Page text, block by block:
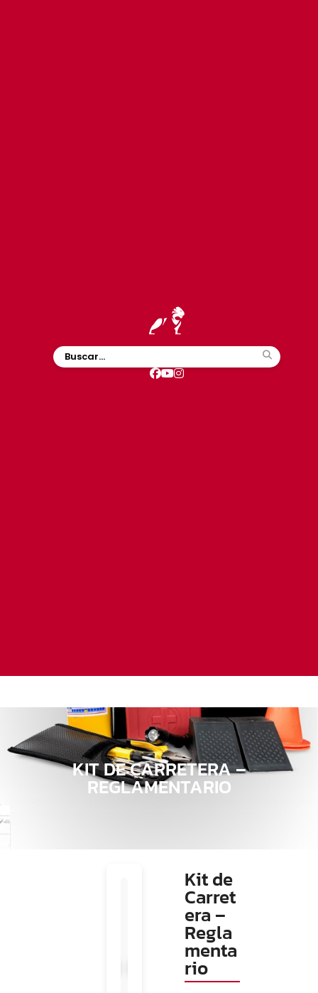
KIT DE CARRETERA –
REGLAMENTARIO
Kit de
Carret
era –
Regla
menta
rio